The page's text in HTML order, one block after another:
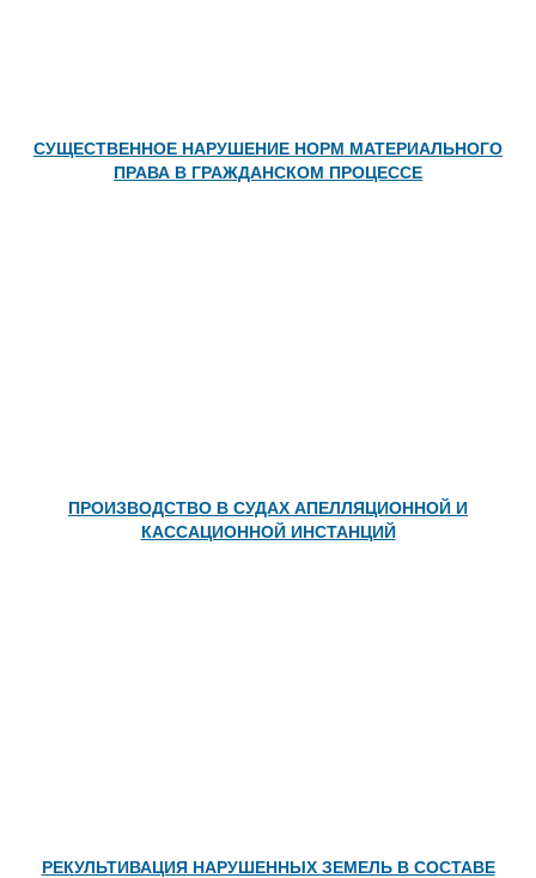
СУЩЕСТВЕННОЕ НАРУШЕНИЕ НОРМ МАТЕРИАЛЬНОГО
ПРАВА В ГРАЖДАНСКОМ ПРОЦЕССЕ
ПРОИЗВОДСТВО В СУДАХ АПЕЛЛЯЦИОННОЙ И
КАССАЦИОННОЙ ИНСТАНЦИЙ
РЕКУЛЬТИВАЦИЯ НАРУШЕННЫХ ЗЕМЕЛЬ В СОСТАВЕ